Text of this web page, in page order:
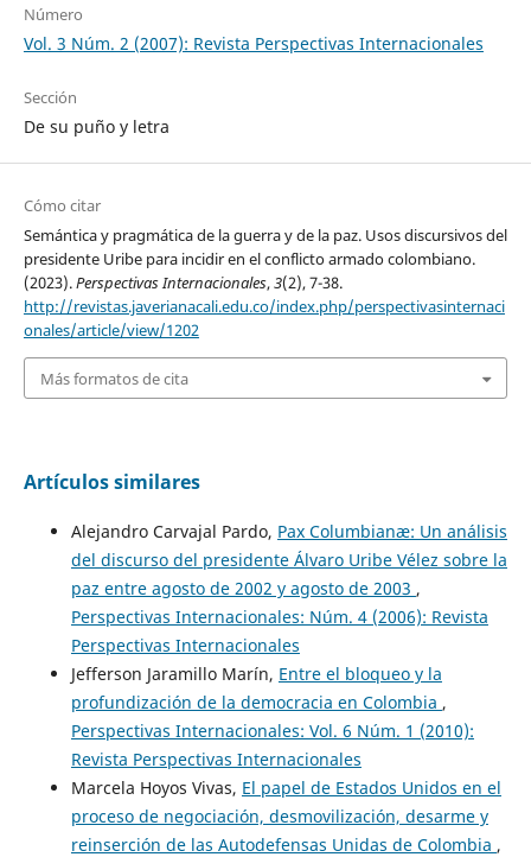
Número
Vol. 3 Núm. 2 (2007): Revista Perspectivas Internacionales
Sección
De su puño y letra
Cómo citar
Semántica y pragmática de la guerra y de la paz. Usos discursivos del
presidente Uribe para incidir en el conflicto armado colombiano.
(2023).Perspectivas Internacionales,3(2), 7-38.
http://revistas.javerianacali.edu.co/index.php/perspectivasinternaci
onales/article/view/1202
Más formatos de cita
Artículos similares
Alejandro Carvajal Pardo, Pax Columbianæ: Un análisis
del discurso del presidente Álvaro Uribe Vélez sobre la
paz entre agosto de 2002 y agosto de 2003 ,
Perspectivas Internacionales: Núm. 4 (2006): Revista
Perspectivas Internacionales
Jefferson Jaramillo Marín, Entre el bloqueo y la
profundización de la democracia en Colombia ,
Perspectivas Internacionales: Vol. 6 Núm. 1 (2010):
Revista Perspectivas Internacionales
Marcela Hoyos Vivas, El papel de Estados Unidos en el
proceso de negociación, desmovilización, desarme y
reinserción de las Autodefensas Unidas de Colombia ,